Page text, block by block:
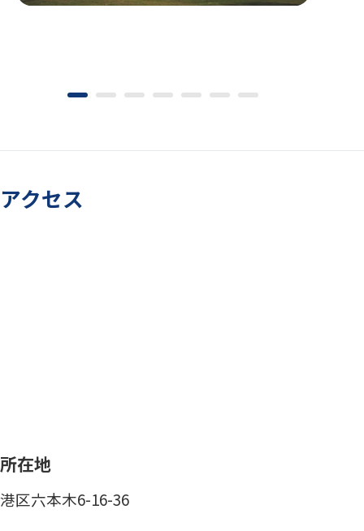
アクセス
所在地
港区六本木6-16-36